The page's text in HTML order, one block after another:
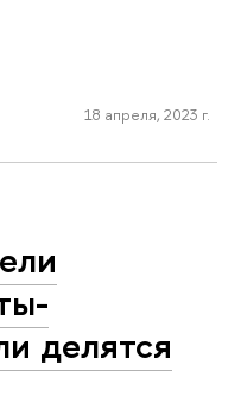
18 апреля, 2023 г.
делятся